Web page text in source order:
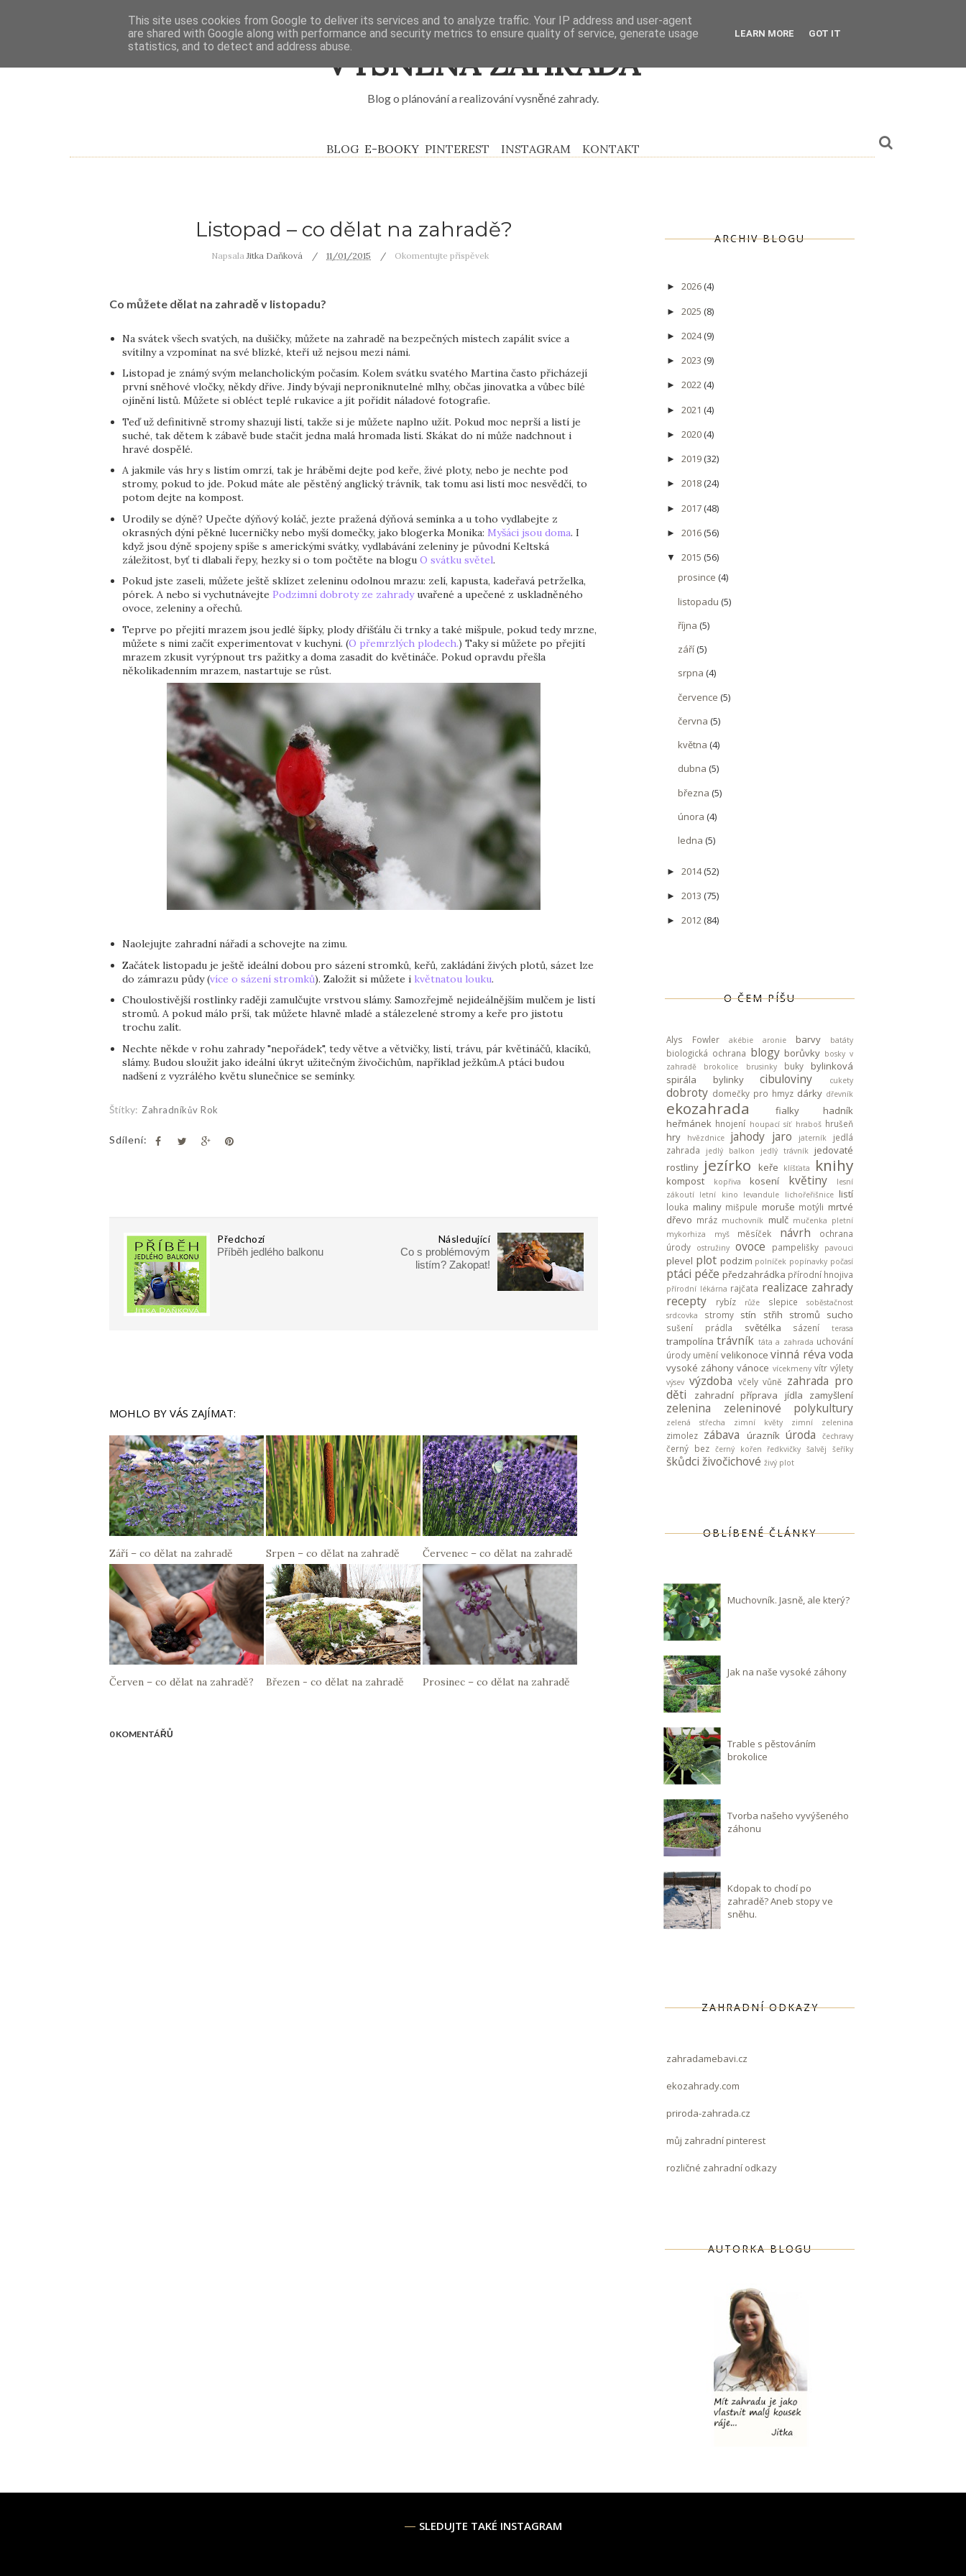
VYSNĚNÁ ZAHRADA
Blog o plánování a realizování vysněné zahrady.
BLOG E-BOOKY PINTEREST INSTAGRAM KONTAKT
Listopad – co dělat na zahradě?
NapsalaJitka Daňková 11/01/2015 Okomentujte příspěvek
Co můžete dělat na zahradě v listopadu?
Na svátek všech svatých, na dušičky, můžete na zahradě na bezpečných místech zapálit svíce a
svítilny a vzpomínat na své blízké, kteří už nejsou mezi námi.
Listopad je známý svým melancholickým počasím. Kolem svátku svatého Martina často přicházejí
první sněhové vločky, někdy dříve. Jindy bývají neproniknutelné mlhy, občas jinovatka a vůbec bílé
ojínění listů. Můžete si obléct teplé rukavice a jít pořídit náladové fotografie.
Teď už definitivně stromy shazují listí, takže si je můžete naplno užít. Pokud moc neprší a listí je
suché, tak dětem k zábavě bude stačit jedna malá hromada listí. Skákat do ní může nadchnout i
hravé dospělé.
A jakmile vás hry s listím omrzí, tak je hráběmi dejte pod keře, živé ploty, nebo je nechte pod
stromy, pokud to jde. Pokud máte ale pěstěný anglický trávník, tak tomu asi listí moc nesvědčí, to
potom dejte na kompost.
Urodily se dýně? Upečte dýňový koláč, jezte pražená dýňová semínka a u toho vydlabejte z
okrasných dýní pěkné lucerničky nebo myší domečky, jako blogerka Monika: Myšáci jsou doma. I
když jsou dýně spojeny spíše s americkými svátky, vydlabávání zeleniny je původní Keltská
záležitost, byť ti dlabali řepy, hezky si o tom počtěte na blogu O svátku světel.
Pokud jste zaseli, můžete ještě sklízet zeleninu odolnou mrazu: zelí, kapusta, kadeřavá petrželka,
pórek. A nebo si vychutnávejte Podzimní dobroty ze zahradyuvařené a upečené z uskladněného
ovoce, zeleniny a ořechů.
Teprve po přejití mrazem jsou jedlé šípky, plody dřišťálu či trnky a také mišpule, pokud tedy mrzne,
můžete s nimi začít experimentovat v kuchyni. (O přemrzlých plodech.) Taky si můžete po přejití
mrazem zkusit vyrýpnout trs pažitky a doma zasadit do květináče. Pokud opravdu přešla
několikadenním mrazem, nastartuje se růst.
Naolejujte zahradní nářadí a schovejte na zimu.
Začátek listopadu je ještě ideální dobou pro sázení stromků, keřů, zakládání živých plotů, sázet lze
do zámrazu půdy (více o sázení stromků). Založit si můžete i květnatou louku.
Choulostivější rostlinky raději zamulčujte vrstvou slámy. Samozřejmě nejideálnějším mulčem je listí
stromů. A pokud málo prší, tak můžete hlavně mladé a stálezelené stromy a keře pro jistotu
trochu zalít.
Nechte někde v rohu zahrady "nepořádek", tedy větve a větvičky, listí, trávu, pár květináčů, klacíků,
slámy. Budou sloužit jako ideální úkryt užitečným živočichům, například ježkům.A ptáci budou
nadšení z vyzrálého květu slunečnice se semínky.
Štítky: Zahradníkův Rok
Sdílení:
Následující
Co s problémovým
listím? Zakopat!
Předchozí
Příběh jedlého balkonu
MOHLO BY VÁS ZAJÍMAT:
Září – co dělat na zahradě Srpen – co dělat na zahradě Červenec – co dělat na zahradě
Červen – co dělat na zahradě? Březen - co dělat na zahradě Prosinec – co dělat na zahradě
0 KOMENTÁŘŮ
ARCHIV BLOGU
► 2026(4)
► 2025 (8)
► 2024(9)
► 2023 (9)
► 2022(4)
► 2021 (4)
► 2020(4)
► 2019(32)
► 2018(24)
► 2017(48)
► 2016(56)
▼ 2015 (56)
prosince (4)
listopadu (5)
října (5)
září(5)
srpna (4)
července (5)
června (5)
května (4)
dubna (5)
března (5)
února (4)
ledna (5)
► 2014(52)
► 2013 (75)
► 2012(84)
O ČEM PÍŠU
Alys Fowler akébie aronie barvy batáty
biologická ochrana blogy borůvky bosky v
zahradě
brokolice brusinky buky
bylinková
spirála
bylinky cibuloviny cukety
dobroty domečky pro hmyz dárky dřevník
ekozahrada fialky
hadník
heřmánek hnojení houpací síť hraboš hrušeň
hry hvězdnice jahody jaro jaterník
jedlá
zahrada
jedlý balkon jedlý trávník jedovaté
rostliny jezírko keře klíšťata knihy
kompost kopřiva kosení květiny
lesní
zákoutí letní kino levandule lichořeřišnice listí
louka maliny mišpule moruše motýli mrtvé
dřevo mráz muchovník mulč mučenka pletní
mykorhiza
myš měsíček návrh
ochrana
úrody
ostružiny ovoce pampelišky pavouci
plevel plot podzim polníček popínavky počasí
ptáci péče předzahrádka přírodní hnojiva
přírodní lékárna rajčata realizace zahrady
recepty
rybíz růže slepice
soběstačnost
srdcovka
stromy stín střih stromů sucho
sušení prádla světélka sázení terasa
trampolína trávník táta a zahrada uchování
úrody umění velikonoce vinná réva voda
vysoké záhony vánoce vícekmeny vítr výlety
výsev výzdoba včely vůně zahrada pro
děti
zahradní příprava jídla zamyšlení
zelenina zeleninové polykultury
zelená střecha zimní květy zimní zelenina
zimolez zábava úrazník úroda čechravy
černý bez černý kořen ředkvičky šalvěj šeříky
škůdci živočichové živý plot
OBLÍBENÉ ČLÁNKY
Muchovník. Jasně, ale který?
Jak na naše vysoké záhony
Trable s pěstováním
brokolice
Tvorba našeho vyvýšeného
záhonu
Kdopak to chodí po
zahradě? Aneb stopy ve
sněhu.
ZAHRADNÍ ODKAZY
zahradamebavi.cz
ekozahrady.com
priroda-zahrada.cz
můj zahradní pinterest
rozličné zahradní odkazy
AUTORKA BLOGU
SLEDUJTE TAKÉ INSTAGRAM
This site uses cookies from Google to deliver its services and to analyze traffic. Your IP address and user-agent
are shared with Google along with performance and security metrics to ensure quality of service, generate usage
statistics, and to detect and address abuse.
LEARN MORE GOT IT